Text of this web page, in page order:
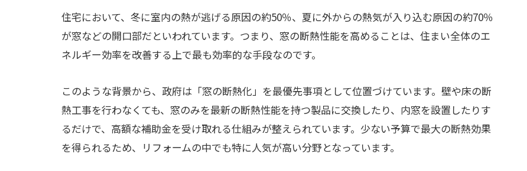
住宅において、冬に室内の熱が逃げる原因の約50％、夏に外からの熱気が入り込む原因の約70％
が窓などの開口部だといわれています。つまり、窓の断熱性能を高めることは、住まい全体のエ
ネルギー効率を改善する上で最も効率的な手段なのです。
このような背景から、政府は「窓の断熱化」を最優先事項として位置づけています。壁や床の断
熱工事を行わなくても、窓のみを最新の断熱性能を持つ製品に交換したり、内窓を設置したりす
るだけで、高額な補助金を受け取れる仕組みが整えられています。少ない予算で最大の断熱効果
を得られるため、リフォームの中でも特に人気が高い分野となっています。